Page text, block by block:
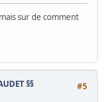
sur de comment
#5
§§